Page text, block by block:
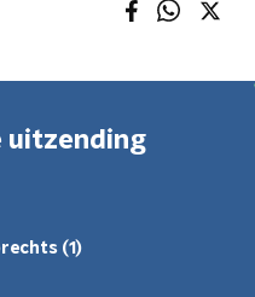
uitzending
(1)